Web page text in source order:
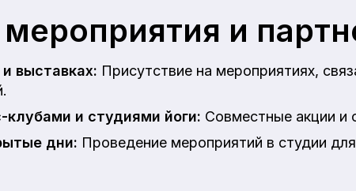
и
выставках: Присутствие на мероприятиях,
клубами и студиями йоги: Совместные акции и
дни: Проведение мероприятий в студии